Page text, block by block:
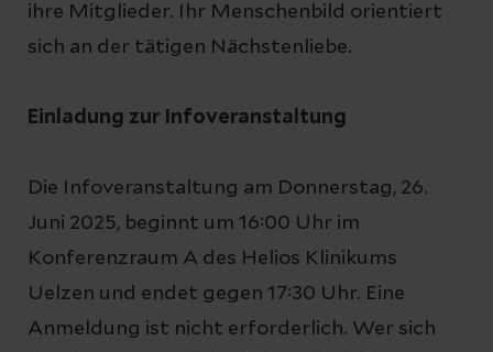
ihre Mitglieder. Ihr Menschenbild orientiert
sich an der tätigen Nächstenliebe.
Einladung zur Infoveranstaltung
Die Infoveranstaltung am Donnerstag, 26.
Juni 2025, beginnt um 16:00 Uhr im
Konferenzraum A des Helios Klinikums
Uelzen und endet gegen 17:30 Uhr. Eine
Anmeldung ist nicht erforderlich. Wer sich